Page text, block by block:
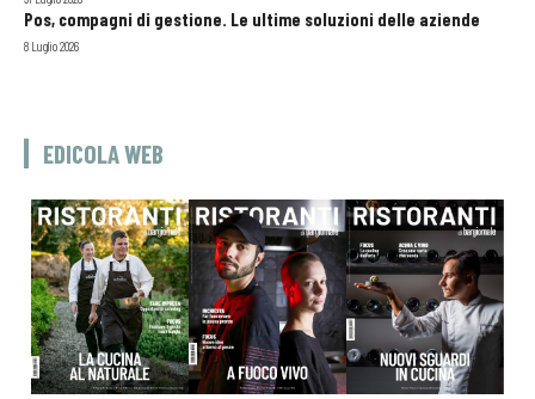
Pos, compagni di gestione. Le ultime soluzioni delle aziende
8 Luglio 2026
EDICOLA WEB